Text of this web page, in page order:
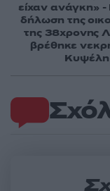
είχαν ανάγκη»
δήλωση της
της 38χρονης
βρέθηκε
Κυψέλη